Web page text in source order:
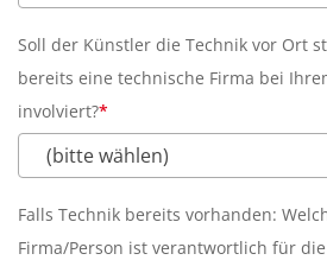
Soll der Künstler die Technik vor Ort
bereits eine technische Firma bei
involviert?*
Pflichtfeld
(bitte wählen)
Falls Technik bereits vorhanden:
Firma/Person ist verantwortlich für die